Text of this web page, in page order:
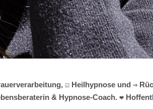
☑️ Heilhypnose und ⇒
& Hypnose-Coach. ❤